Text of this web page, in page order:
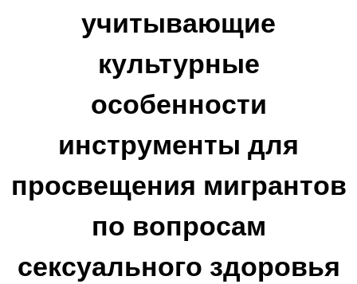
учитывающие
культурные
особенности
инструменты для
просвещения мигрантов
по вопросам
сексуального здоровья